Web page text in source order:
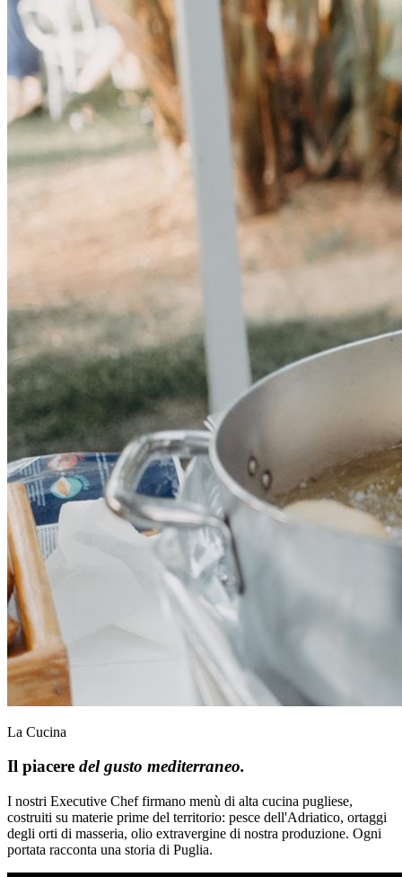
La Cucina
Il piacere del gusto mediterraneo.
I nostri Executive Chef firmano menù di alta cucina pugliese,
costruiti su materie prime del territorio: pesce dell'Adriatico, ortaggi
degli orti di masseria, olio extravergine di nostra produzione. Ogni
portata racconta una storia di Puglia.